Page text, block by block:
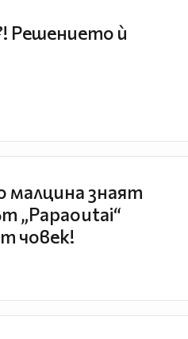
Решението ѝ
малцина знаят
„Papaoutai“
човек!